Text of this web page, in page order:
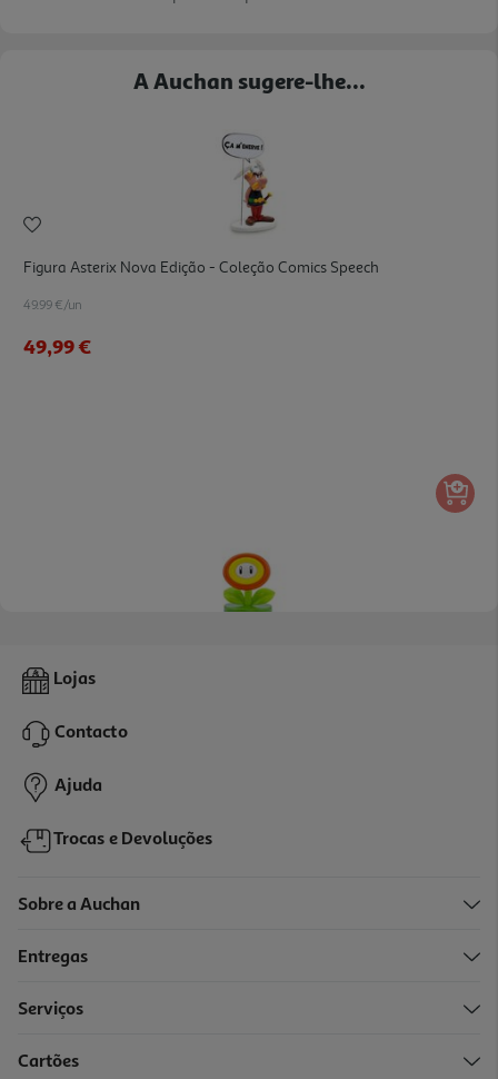
A Auchan sugere-lhe...
Figura Asterix Nova Edição - Coleção Comics Speech
49.99 €/un
49,99 €
Luz Led Super Mário Flower
17,99 €
-17%
Lojas
Contacto
Ajuda
Trocas e Devoluções
Sobre a Auchan
Entregas
Serviços
Cartões